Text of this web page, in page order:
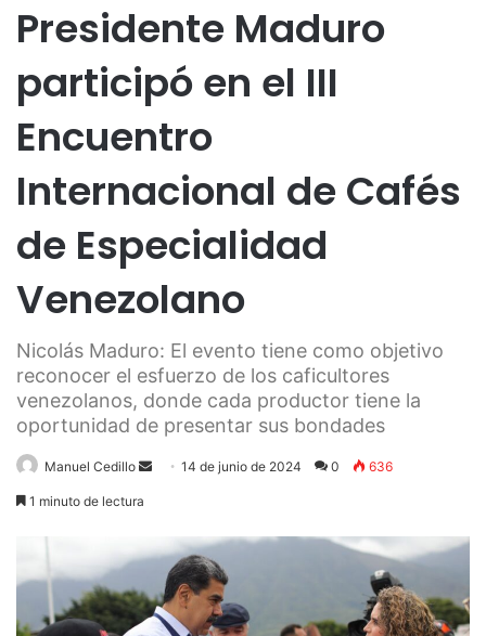
Presidente Maduro
participó en el III
Encuentro
Internacional de Cafés
de Especialidad
Venezolano
Nicolás Maduro: El evento tiene como objetivo
reconocer el esfuerzo de los caficultores
venezolanos, donde cada productor tiene la
oportunidad de presentar sus bondades
Manuel Cedillo
Send14 de junio de 2024 0 636
1 minuto de lectura